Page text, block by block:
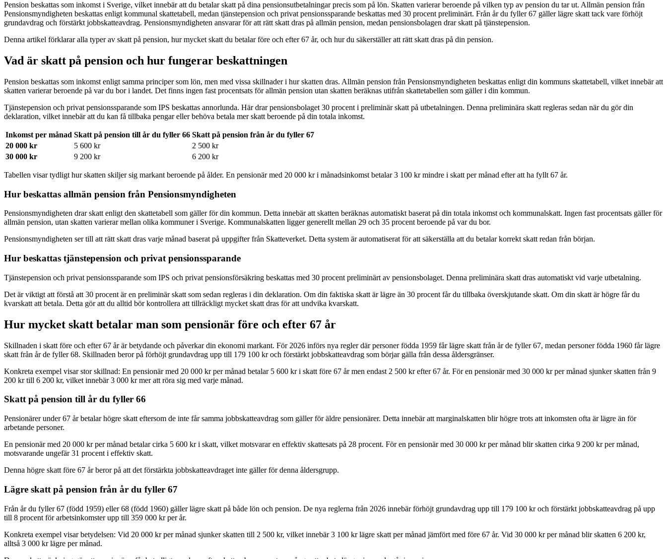
Pension beskattas som inkomst i Sverige, vilket innebär att du betalar skatt på dina pensionsutbetalningar precis som på lön. Skatten varierar beroende på vilken typ av pension du tar ut. Allmän pension från
Pensionsmyndigheten beskattas enligt kommunal skattetabell, medan tjänstepension och privat pensionssparande beskattas med 30 procent preliminärt. Från år du fyller 67 gäller lägre skatt tack vare förhöjt
grundavdrag och förstärkt jobbskatteavdrag. Pensionsmyndigheten ansvarar för att rätt skatt dras på allmän pension, medan pensionsbolagen drar skatt på tjänstepension.
Denna artikel förklarar alla typer av skatt på pension, hur mycket skatt du betalar före och efter 67 år, och hur du säkerställer att rätt skatt dras på din pension.
Vad är skatt på pension och hur fungerar beskattningen
Pension beskattas som inkomst enligt samma principer som lön, men med vissa skillnader i hur skatten dras. Allmän pension från Pensionsmyndigheten beskattas enligt din kommuns skattetabell, vilket innebär att
skatten varierar beroende på var du bor i landet. Det finns ingen fast procentsats för allmän pension utan skatten beräknas utifrån skattetabellen som gäller i din kommun.
Tjänstepension och privat pensionssparande som IPS beskattas annorlunda. Här drar pensionsbolaget 30 procent i preliminär skatt på utbetalningen. Denna preliminära skatt regleras sedan när du gör din
deklaration, vilket innebär att du kan få tillbaka pengar eller behöva betala mer skatt beroende på din totala inkomst.
Inkomst per månad Skatt på pension till år du fyller 66 Skatt på pension från år du fyller 67
20 000 kr
5 600 kr
2 500 kr
30 000 kr
9 200 kr 6 200 kr
Tabellen visar tydligt hur skatten skiljer sig markant beroende på ålder. En pensionär med 20 000 kr i månadsinkomst betalar 3 100 kr mindre i skatt per månad efter att ha fyllt 67 år.
Hur beskattas allmän pension från Pensionsmyndigheten
Pensionsmyndigheten drar skatt enligt den skattetabell som gäller för din kommun. Detta innebär att skatten beräknas automatiskt baserat på din totala inkomst och kommunalskatt. Ingen fast procentsats gäller för
allmän pension, utan skatten varierar mellan olika kommuner i Sverige. Kommunalskatten ligger generellt mellan 29 och 35 procent beroende på var du bor.
Pensionsmyndigheten ser till att rätt skatt dras varje månad baserat på uppgifter från Skatteverket. Detta system är automatiserat för att säkerställa att du betalar korrekt skatt redan från början.
Hur beskattas tjänstepension och privat pensionssparande
Tjänstepension och privat pensionssparande som IPS och privat pensionsförsäkring beskattas med 30 procent preliminärt av pensionsbolaget. Denna preliminära skatt dras automatiskt vid varje utbetalning.
Det är viktigt att förstå att 30 procent är en preliminär skatt som sedan regleras i din deklaration. Om din faktiska skatt är lägre än 30 procent får du tillbaka överskjutande skatt. Om din skatt är högre får du
kvarskatt att betala. Detta gör att du alltid bör kontrollera att tillräckligt mycket skatt dras för att undvika kvarskatt.
Hur mycket skatt betalar man som pensionär före och efter 67 år
Skillnaden i skatt före och efter 67 år är betydande och påverkar din ekonomi markant. För 2026 införs nya regler där personer födda 1959 får lägre skatt från år de fyller 67, medan personer födda 1960 får lägre
skatt från år de fyller 68. Skillnaden beror på förhöjt grundavdrag upp till 179 100 kr och förstärkt jobbskatteavdrag som börjar gälla från dessa åldersgränser.
Konkreta exempel visar stor skillnad: En pensionär med 20 000 kr per månad betalar 5 600 kr i skatt före 67 år men endast 2 500 kr efter 67 år. För en pensionär med 30 000 kr per månad sjunker skatten från 9
200 kr till 6 200 kr, vilket innebär 3 000 kr mer att röra sig med varje månad.
Skatt på pension till år du fyller 66
Pensionärer under 67 år betalar högre skatt eftersom de inte får samma jobbskatteavdrag som gäller för äldre pensionärer. Detta innebär att marginalskatten blir högre trots att inkomsten ofta är lägre än för
arbetande personer.
En pensionär med 20 000 kr per månad betalar cirka 5 600 kr i skatt, vilket motsvarar en effektiv skattesats på 28 procent. För en pensionär med 30 000 kr per månad blir skatten cirka 9 200 kr per månad,
motsvarande ungefär 31 procent i effektiv skatt.
Denna högre skatt före 67 år beror på att det förstärkta jobbskatteavdraget inte gäller för denna åldersgrupp.
Lägre skatt på pension från år du fyller 67
Från år du fyller 67 (född 1959) eller 68 (född 1960) gäller lägre skatt på både lön och pension. De nya reglerna från 2026 innebär förhöjt grundavdrag upp till 179 100 kr och förstärkt jobbskatteavdrag på upp
till 8 procent för arbetsinkomster upp till 359 000 kr per år.
Konkreta exempel visar betydelsen: Vid 20 000 kr per månad sjunker skatten till 2 500 kr, vilket innebär 3 100 kr lägre skatt per månad jämfört med före 67 år. Vid 30 000 kr per månad blir skatten 6 200 kr,
alltså 3 000 kr lägre per månad.